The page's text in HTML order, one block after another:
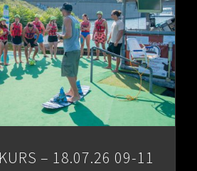
– 18.07.26 09-11